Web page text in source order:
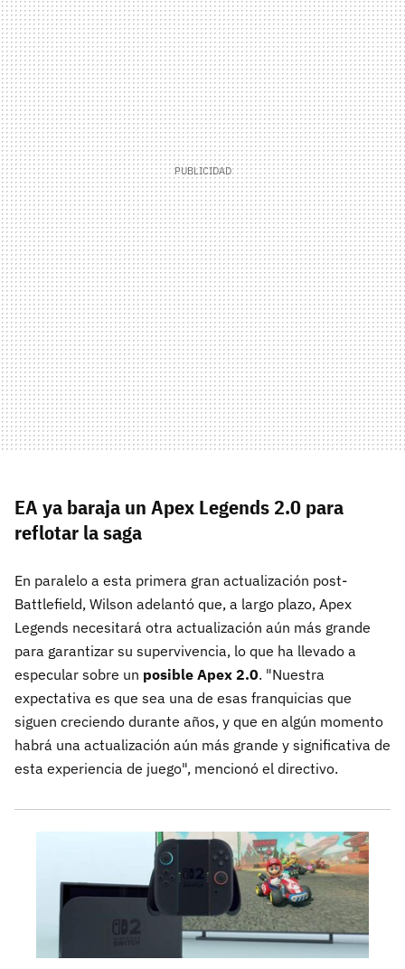
EA ya baraja un Apex Legends 2.0 para
reflotar la saga
En paralelo a esta primera gran actualización post-
Battlefield, Wilson adelantó que, a largo plazo, Apex
Legends necesitará otra actualización aún más grande
para garantizar su supervivencia, lo que ha llevado a
especular sobre un posible Apex 2.0. "Nuestra
expectativa es que sea una de esas franquicias que
siguen creciendo durante años, y que en algún momento
habrá una actualización aún más grande y significativa de
esta experiencia de juego", mencionó el directivo.